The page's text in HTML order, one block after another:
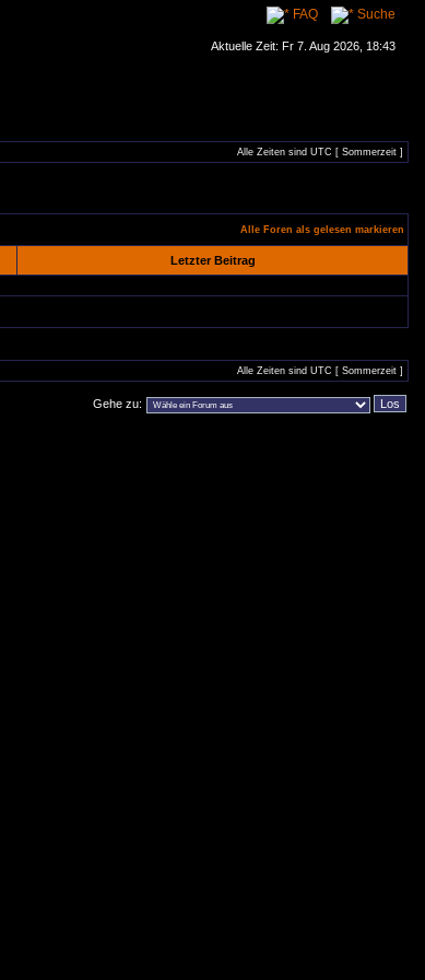
FAQ Suche
Aktuelle Zeit: Fr 7. Aug 2026, 18:43
Alle Zeiten sind UTC [ Sommerzeit ]
Alle Foren als gelesen markieren
Letzter Beitrag
Alle Zeiten sind UTC [ Sommerzeit ]
Gehe zu: